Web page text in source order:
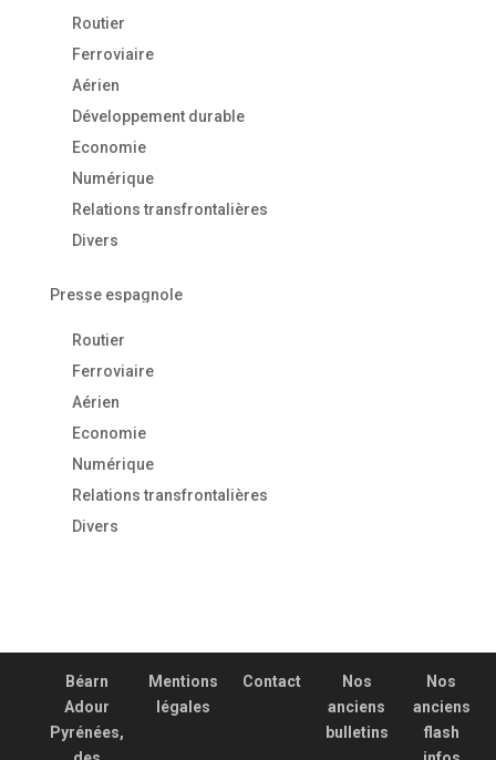
Routier
Ferroviaire
Aérien
Développement durable
Economie
Numérique
Relations transfrontalières
Divers
Presse espagnole
Routier
Ferroviaire
Aérien
Economie
Numérique
Relations transfrontalières
Divers
Béarn
Adour
Pyrénées,
Mentions
légales
Contact
Nos
anciens
bulletins
Nos
anciens
flash